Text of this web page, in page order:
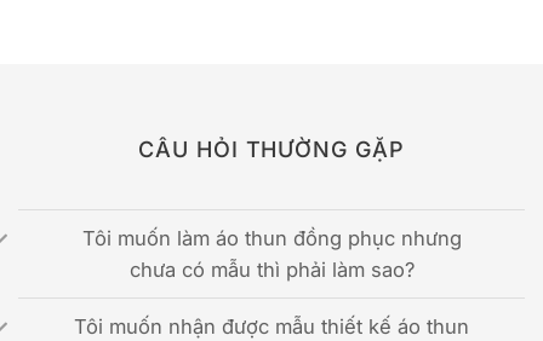
CÂU HỎI THƯỜNG GẶP
Tôi muốn làm áo thun đồng phục nhưng
chưa có mẫu thì phải làm sao?
Tôi muốn nhận được mẫu thiết kế áo thun